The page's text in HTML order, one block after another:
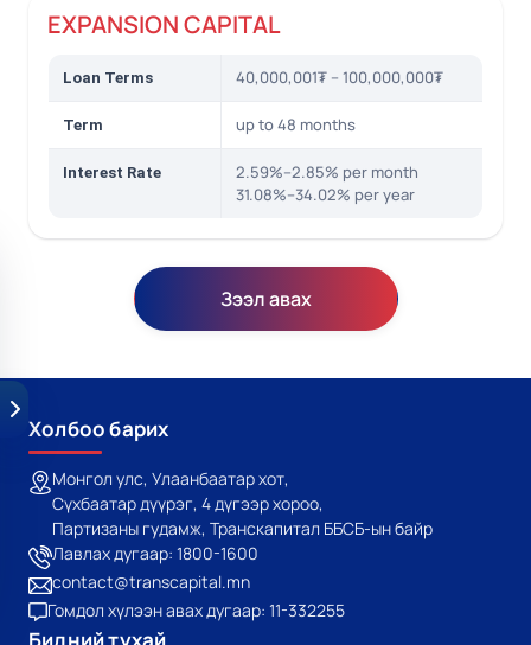
EXPANSION CAPITAL
Loan Terms 40,000,001₮ – 100,000,000₮
Term up to 48 months
Interest Rate
2.59%–2.85% per month
31.08%–34.02% per year
Зээл авах
Холбоо барих
Монгол улс, Улаанбаатар хот,
Сүхбаатар дүүрэг, 4 дүгээр хороо,
Партизаны гудамж, Транскапитал ББСБ-ын байр
Лавлах дугаар: 1800-1600
contact@transcapital.mn
Гомдол хүлээн авах дугаар: 11-332255